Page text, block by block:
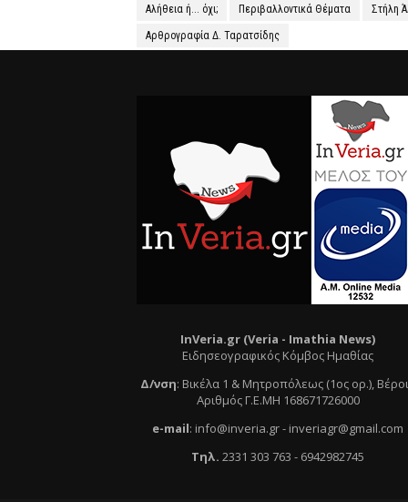
Αλήθεια ή... όχι; Περιβαλλοντικά Θέματα Στήλη
Αρθρογραφία Δ. Ταρατσίδης
InVeria.gr (Veria - Ιmathia News)
Ειδησεογραφικός Κόμβος Ημαθίας
Δ/νση: Βικέλα 1 & Μητροπόλεως (1ος ορ.),
Αριθμός Γ.Ε.ΜΗ 168671726000
e-mail: info@inveria.gr- inveriagr@gmail.com
Τηλ. 2331 303 763 - 6942982745